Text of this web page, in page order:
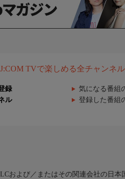
TVで楽しめる全チャンネ
録 気になる番組
ル 登録した番組
および／またはその関連会社の日本